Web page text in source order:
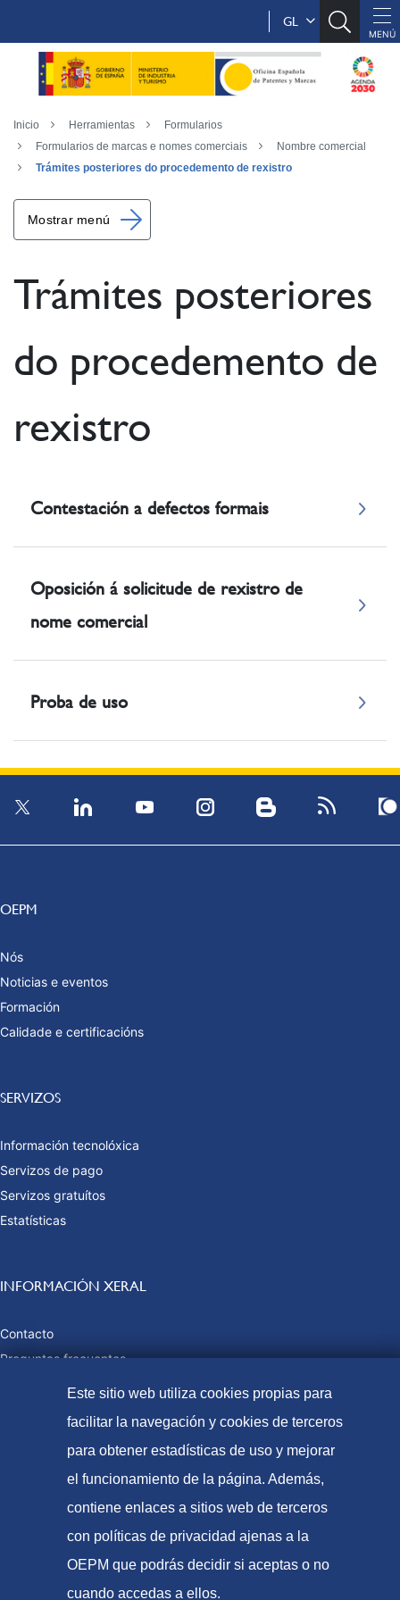
GL
Inicio Herramientas
Formularios
Formularios de marcas e nomes comerciais
Nombre comercial
Trámites posteriores do procedemento de rexistro
Mostrar menú
Trámites posteriores
do procedemento de
rexistro
Contestación a defectos formais
Oposición á solicitude de rexistro de
nome comercial
Proba de uso
OEPM
Nós
Noticias e eventos
Formación
Calidade e certificacións
SERVIZOS
Información tecnolóxica
Servizos de pago
Servizos gratuítos
Estatísticas
INFORMACIÓN XERAL
Contacto
Preguntas frecuentes
Taxas e prezos públicos
© Oficina Española de Patentes e Marcas, 2021
Accesibilidade
Aviso Legal
Este sitio web utiliza cookies propias para
facilitar la navegación y cookies de terceros
para obtener estadísticas de uso y mejorar
el funcionamiento de la página. Además,
contiene enlaces a sitios web de terceros
con políticas de privacidad ajenas a la
OEPM que podrás decidir si aceptas o no
cuando accedas a ellos.